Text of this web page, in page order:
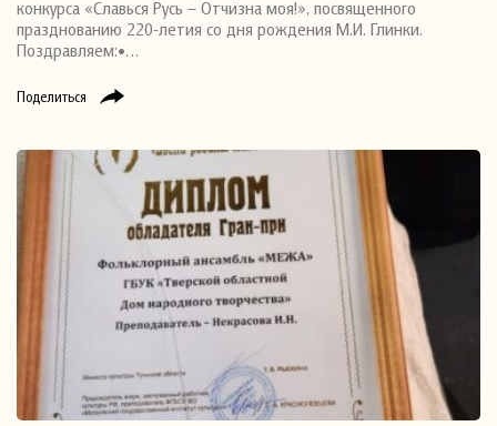
Поделиться
конкурса «Славься Русь – Отчизна моя!», посвященного
празднованию 220-летия со дня рождения М.И. Глинки.
Поздравляем:•…